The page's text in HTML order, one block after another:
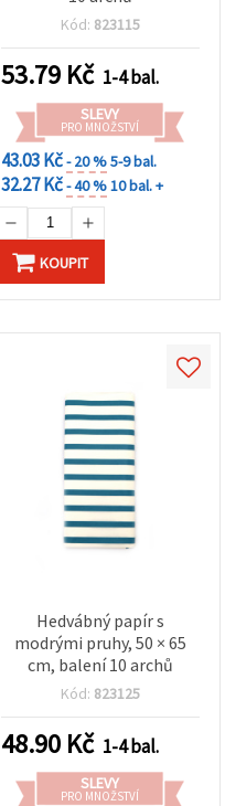
Kód: 823115
53.79 Kč 1-4 bal.
SLEVY
PRO MNOŽSTVÍ
43.03 Kč- 20 %5-9 bal.
32.27 Kč- 40 %10 bal. +
KOUPIT
Hedvábný papír s
modrými pruhy, 50 × 65
cm, balení 10 archů
Kód: 823125
48.90 Kč 1-4 bal.
SLEVY
PRO MNOŽSTVÍ